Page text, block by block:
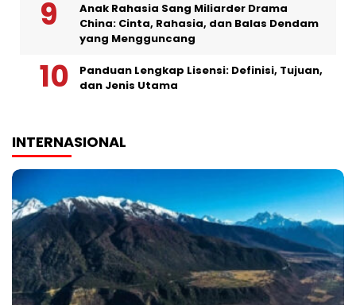
Anak Rahasia Sang Miliarder Drama
China: Cinta, Rahasia, dan Balas Dendam
yang Mengguncang
Panduan Lengkap Lisensi: Definisi, Tujuan,
dan Jenis Utama
INTERNASIONAL